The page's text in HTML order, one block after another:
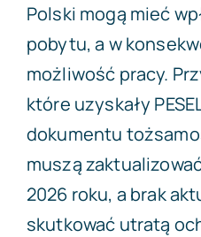
Polski mogą mieć
pobytu, a w
możliwość pracy.
które uzyskały
dokumentu
muszą
2026 roku, a brak
skutkować utratą